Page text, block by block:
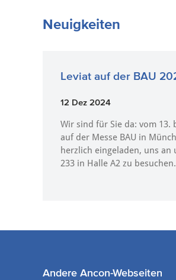
Neuigkeiten
Leviat auf der BAU
12 Dez 2024
Wir sind für Sie da: vom 13.
auf der Messe BAU in
herzlich eingeladen, uns an
233 in Halle A2 zu besuchen.
Andere Ancon-Webseiten